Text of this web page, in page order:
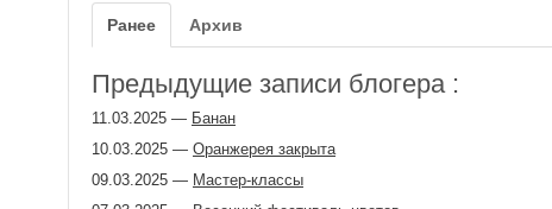
Ранее Архив
Предыдущие записи блогера :
11.03.2025 — Банан
10.03.2025 — Оранжерея закрыта
09.03.2025 — Мастер-классы